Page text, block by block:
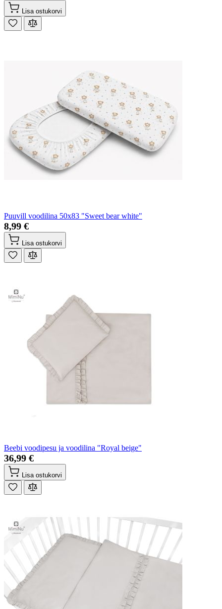
Lisa ostukorvi
Puuvill voodilina 50x83 "Sweet bear white"
8,99 €
Lisa ostukorvi
Beebi voodipesu ja voodilina "Royal beige"
36,99 €
Lisa ostukorvi